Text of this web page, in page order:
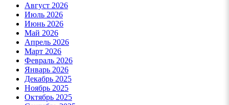
Август 2026
Июль 2026
Июнь 2026
Май 2026
Апрель 2026
Март 2026
Февраль 2026
Январь 2026
Декабрь 2025
Ноябрь 2025
Октябрь 2025